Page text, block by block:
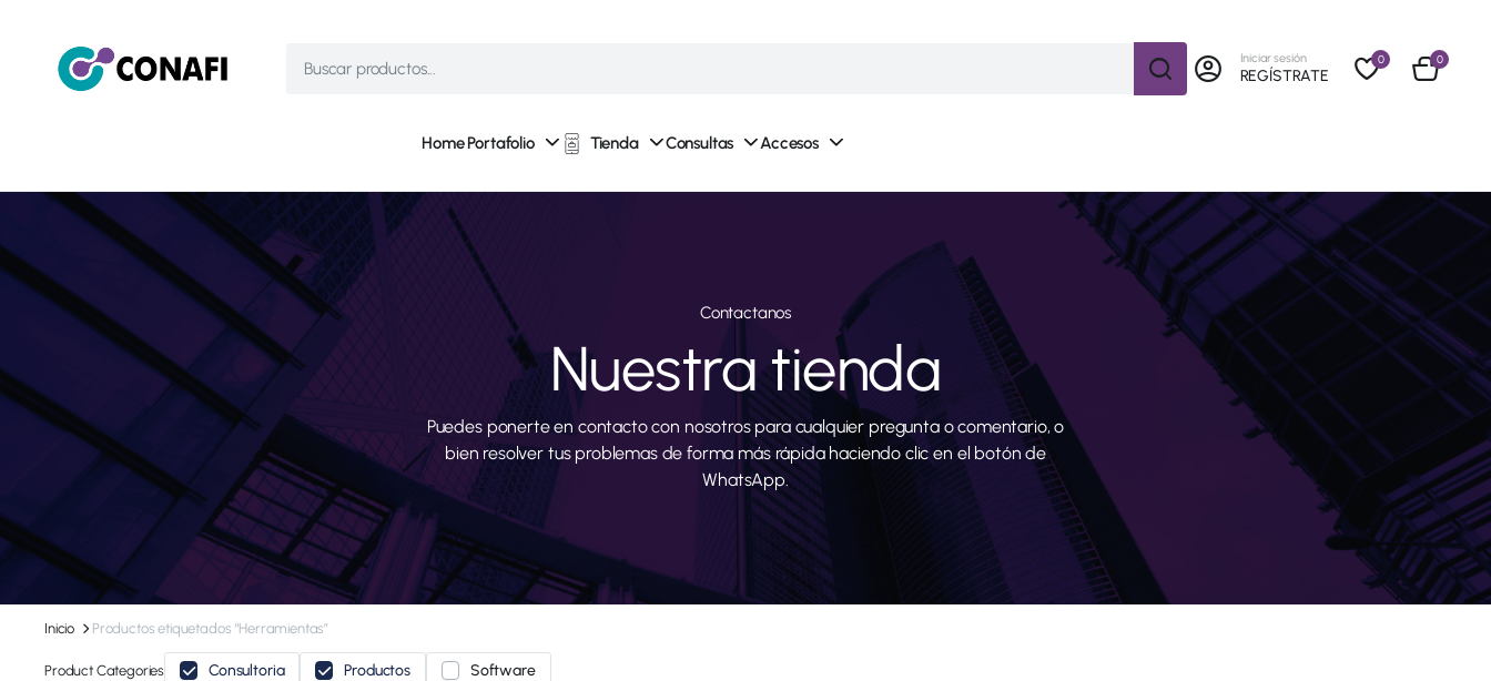
Iniciar sesión
REGÍSTRATE
0 0
Home Portafolio Tienda Consultas Accesos
Contactanos
Nuestra tienda
Puedes ponerte en contacto con nosotros para cualquier pregunta o comentario, o
bien resolver tus problemas de forma más rápida haciendo clic en el botón de
WhatsApp.
Inicio Productos etiquetados “Herramientas”
Product Categories Consultoria Productos Software